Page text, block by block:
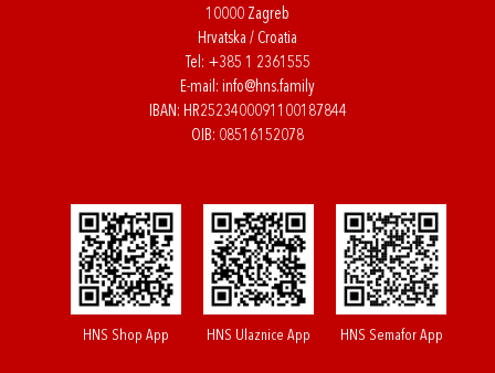
10000 Zagreb
Hrvatska / Croatia
Tel: +385 1 2361555
E-mail: info@hns.family
IBAN: HR2523400091100187844
OIB: 08516152078
HNS Shop App HNS Ulaznice App HNS Semafor App